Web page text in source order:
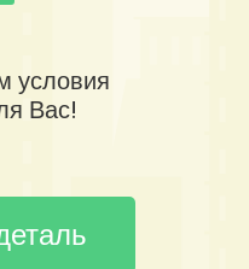
условия
Вас!